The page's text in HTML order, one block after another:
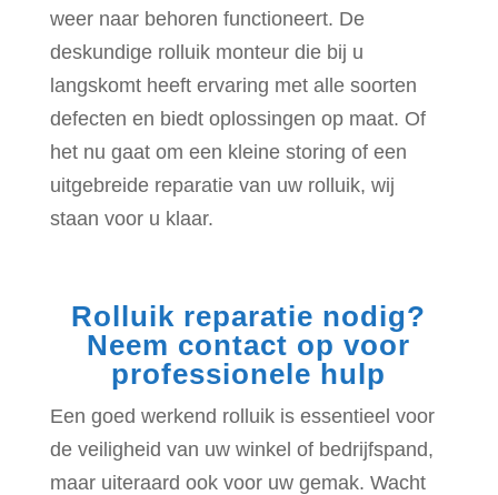
weer naar behoren functioneert. De
deskundige rolluik monteur die bij u
langskomt heeft ervaring met alle soorten
defecten en biedt oplossingen op maat. Of
het nu gaat om een kleine storing of een
uitgebreide reparatie van uw rolluik, wij
staan voor u klaar.
Rolluik reparatie nodig?
Neem contact op voor
professionele hulp
Een goed werkend rolluik is essentieel voor
de veiligheid van uw winkel of bedrijfspand,
maar uiteraard ook voor uw gemak. Wacht